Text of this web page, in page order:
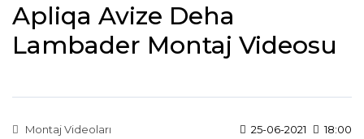
Apliqa Avize Deha
Lambader Montaj Videosu
Montaj Videoları 25-06-2021 18:00
Led Avizeler